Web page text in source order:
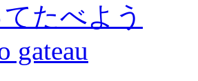
たべよう
gateau